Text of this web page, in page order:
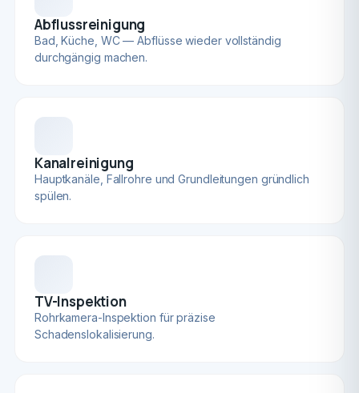
Abflussreinigung
Bad, Küche, WC — Abflüsse wieder vollständig
durchgängig machen.
Kanalreinigung
Hauptkanäle, Fallrohre und Grundleitungen gründlich
spülen.
TV-Inspektion
Rohrkamera-Inspektion für präzise
Schadenslokalisierung.